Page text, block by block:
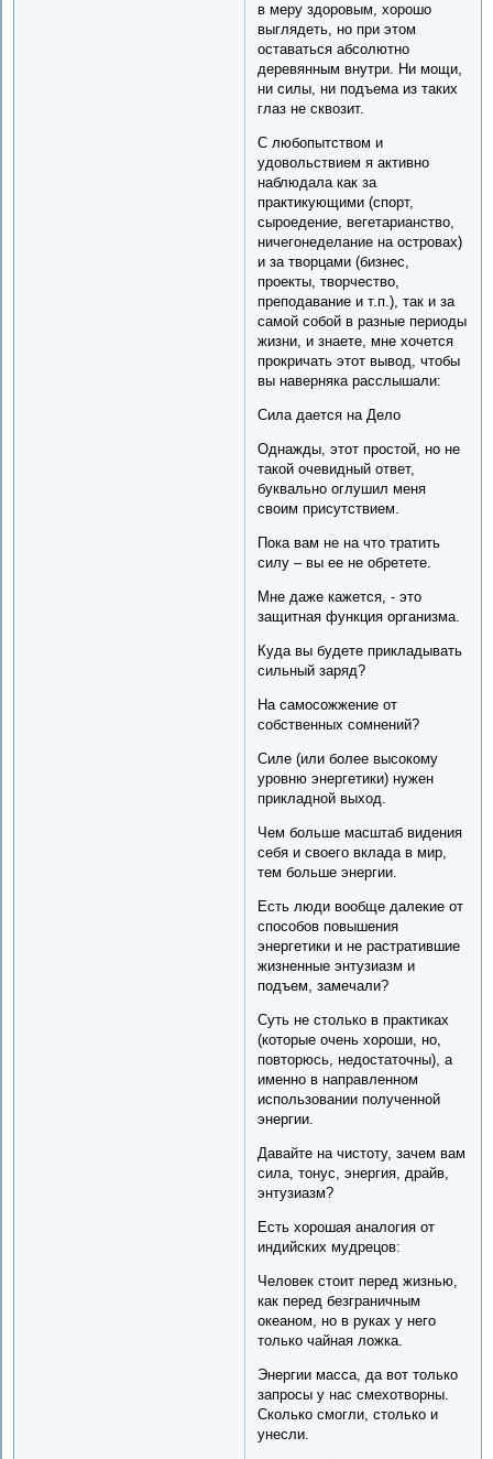
в меру здоровым, хорошо
выглядеть, но при этом
оставаться абсолютно
деревянным внутри. Ни мощи,
ни силы, ни подъема из таких
глаз не сквозит.
С любопытством и
удовольствием я активно
наблюдала как за
практикующими (спорт,
сыроедение, вегетарианство,
ничегонеделание на островах)
и за творцами (бизнес,
проекты, творчество,
преподавание и т.п.), так и за
самой собой в разные периоды
жизни, и знаете, мне хочется
прокричать этот вывод, чтобы
вы наверняка расслышали:
Сила дается на Дело
Однажды, этот простой, но не
такой очевидный ответ,
буквально оглушил меня
своим присутствием.
Пока вам не на что тратить
силу – вы ее не обретете.
Мне даже кажется, - это
защитная функция организма.
Куда вы будете прикладывать
сильный заряд?
На самосожжение от
собственных сомнений?
Силе (или более высокому
уровню энергетики) нужен
прикладной выход.
Чем больше масштаб видения
себя и своего вклада в мир,
тем больше энергии.
Есть люди вообще далекие от
способов повышения
энергетики и не растратившие
жизненные энтузиазм и
подъем, замечали?
Суть не столько в практиках
(которые очень хороши, но,
повторюсь, недостаточны), а
именно в направленном
использовании полученной
энергии.
Давайте на чистоту, зачем вам
сила, тонус, энергия, драйв,
энтузиазм?
Есть хорошая аналогия от
индийских мудрецов:
Человек стоит перед жизнью,
как перед безграничным
океаном, но в руках у него
только чайная ложка.
Энергии масса, да вот только
запросы у нас смехотворны.
Сколько смогли, столько и
унесли.